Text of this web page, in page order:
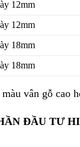
12mm
12mm
18mm
18mm
vân gỗ cao
ĐẦU TƯ